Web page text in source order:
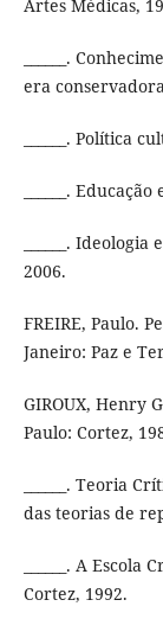
Artes Médicas,
______.
era
______. Política
______.
______.
2006.
FREIRE, Paulo.
Janeiro: Paz e
GIROUX, Henry
Paulo: Cortez,
______. Teoria
das teorias de
______. A
Cortez, 1992.